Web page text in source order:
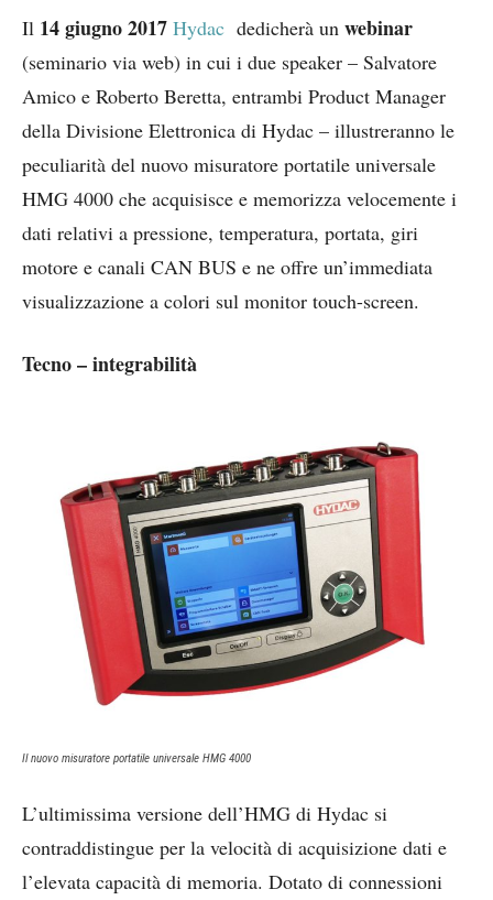
Il 14 giugno 2017 Hydac dedicherà un webinar
(seminario via web) in cui i due speaker – Salvatore
Amico e Roberto Beretta, entrambi Product Manager
della Divisione Elettronica di Hydac – illustreranno le
peculiarità del nuovo misuratore portatile universale
HMG 4000 che acquisisce e memorizza velocemente i
dati relativi a pressione, temperatura, portata, giri
motore e canali CAN BUS e ne offre un’immediata
visualizzazione a colori sul monitor touch-screen.
Tecno – integrabilità
Il nuovo misuratore portatile universale HMG 4000
L’ultimissima versione dell’HMG di Hydac si
contraddistingue per la velocità di acquisizione dati e
l’elevata capacità di memoria. Dotato di connessioni